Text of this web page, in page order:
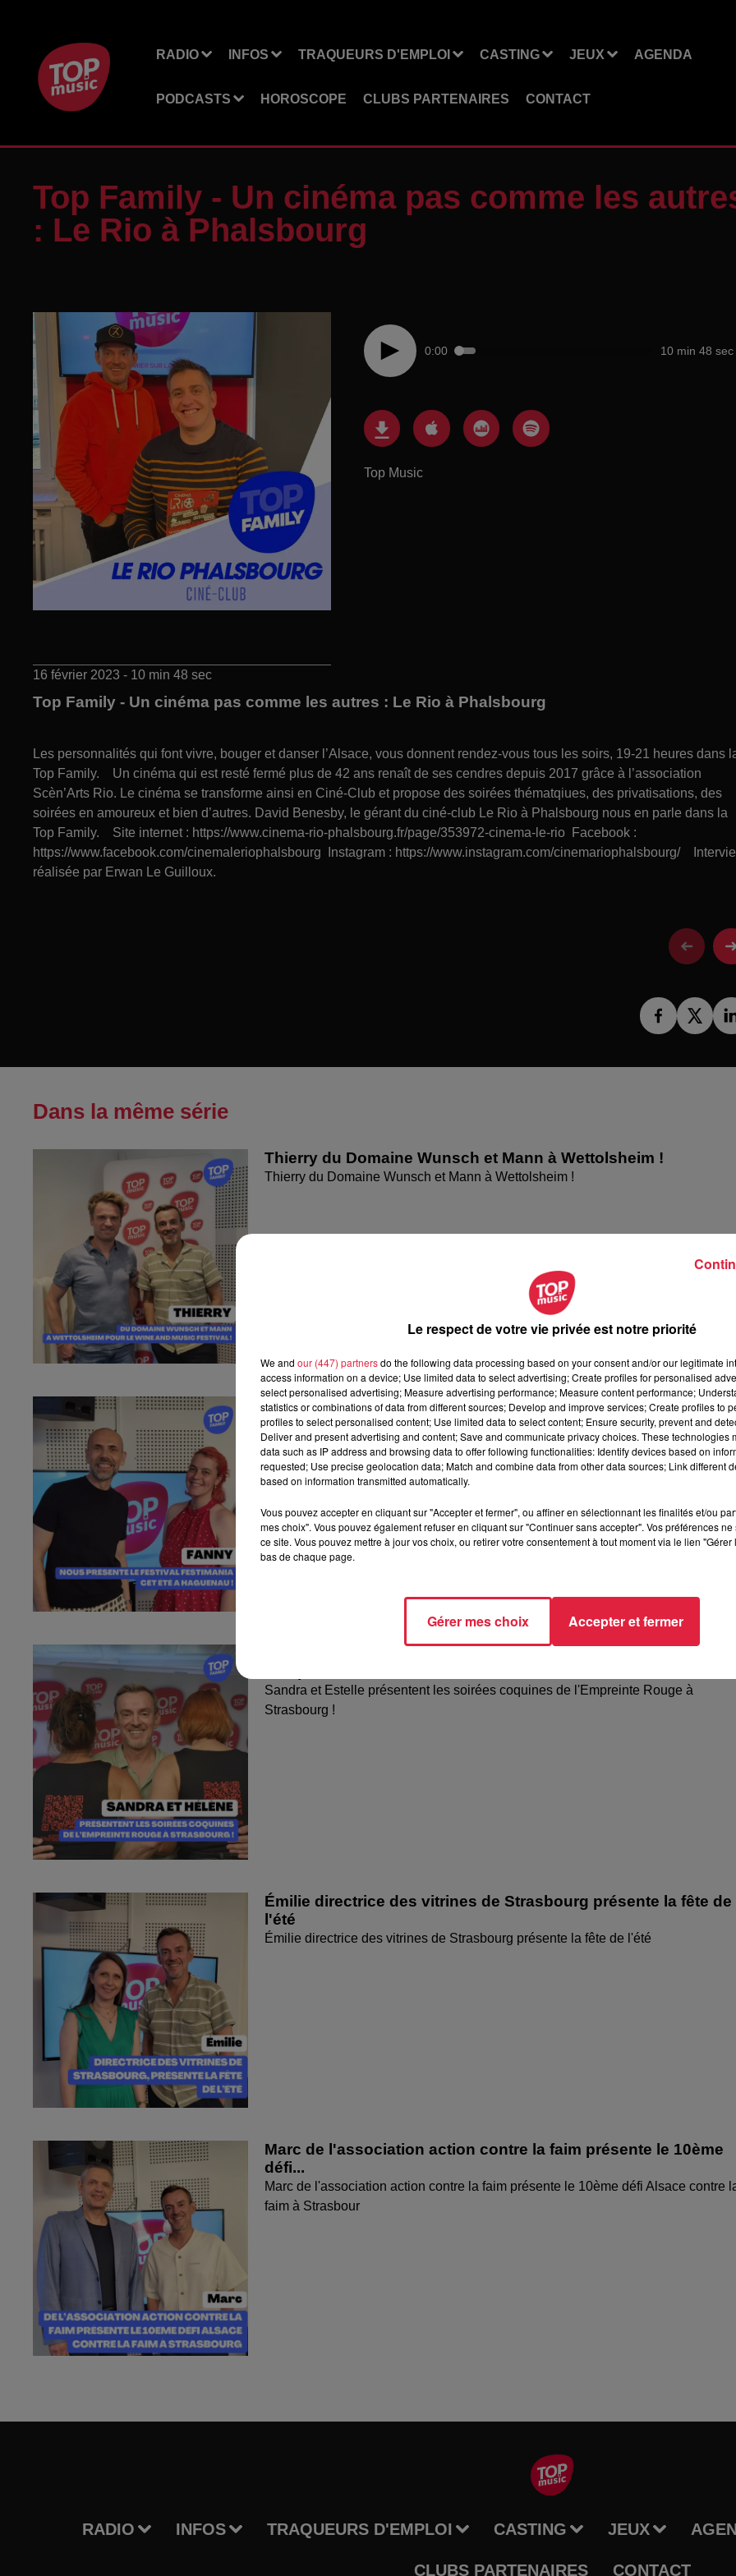
RADIO INFOS TRAQUEURS D'EMPLOI CASTING JEUX AGENDA
PODCASTS HOROSCOPE CLUBS PARTENAIRES CONTACT
Top Family - Un cinéma pas comme les
: Le Rio à Phalsbourg
0:00 10 min 48 sec
Top Music
16 février 2023 - 10 min 48 sec
Top Family - Un cinéma pas comme les autres : Le Rio à Phalsbourg
Les personnalités qui font vivre, bouger et danser l’Alsace, vous donnent rendez-vous tous les soirs, 19-21 heures dans
Top Family. Un cinéma qui est resté fermé plus de 42 ans renaît de ses cendres depuis 2017 grâce à l’association
Scèn’Arts Rio. Le cinéma se transforme ainsi en Ciné-Club et propose des soirées thématqiues, des privatisations, des
soirées en amoureux et bien d’autres. David Benesby, le gérant du ciné-club Le Rio à Phalsbourg nous en parle dans la
Top Family. Site internet : https://www.cinema-rio-phalsbourg.fr/page/353972-cinema-le-rio Facebook :
https://www.facebook.com/cinemaleriophalsbourg Instagram : https://www.instagram.com/cinemariophalsbourg/
réalisée par Erwan Le Guilloux.
Dans la même série
Thierry du Domaine Wunsch et Mann à Wettolsheim !
Thierry du Domaine Wunsch et Mann à Wettolsheim !
Fanny nous présente le festival Festimania !
Fanny nous présente le festival Festimania !
Sandra et Estelle présentent les soirées coquines de l'Empreinte Rouge à
Strasbourg !
Émilie directrice des vitrines de Strasbourg présente la fête de
l'été
Émilie directrice des vitrines de Strasbourg présente la fête de l'été
Marc de l'association action contre la faim présente le 10ème
défi...
Marc de l'association action contre la faim présente le 10ème défi Alsace contre
faim à Strasbour
RADIO INFOS TRAQUEURS D'EMPLOI CASTING JEUX
CLUBS PARTENAIRES CONTACT
Le respect de votre vie privée est notre priorité
We and our (447) partnersdo the following data processing based on your consent and/or our legitimate
access information on a device; Use limited data to select advertising; Create profiles for personalised
select personalised advertising; Measure advertising performance; Measure content performance;
statistics or combinations of data from different sources; Develop and improve services; Create profiles to
profiles to select personalised content; Use limited data to select content; Ensure security, prevent and
Deliver and present advertising and content; Save and communicate privacy choices. These technologies
data such as IP address and browsing data to offer following functionalities: Identify devices based on
requested; Use precise geolocation data; Match and combine data from other data sources; Link different
based on information transmitted automatically.
Vous pouvez accepter en cliquant sur "Accepter et fermer", ou affiner en sélectionnant les finalités et/ou
mes choix". Vous pouvez également refuser en cliquant sur "Continuer sans accepter". Vos préférences
ce site. Vous pouvez mettre à jour vos choix, ou retirer votre consentement à tout moment via le lien
bas de chaque page.
Gérer mes choix Accepter et fermer